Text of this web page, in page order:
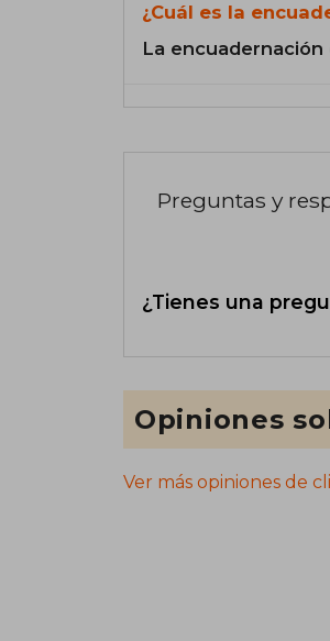
¿Cuál es la
La
Preguntas y
¿Tienes una
Opiniones
Ver más opiniones de